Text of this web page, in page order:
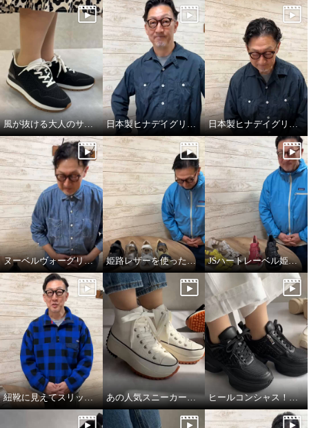
風が抜ける大人のサマースニーカー 日本製ヒナデイグリーンの履きやさが詰まったミュール 日本製ヒナデイグリーンの厚底ミュール
ヌーベルヴォーグリラックスのブレードスニーカー 姫路レザーを使った開閉式サンダル JSハートレーベル姫路レザーサンダル
紐靴に見えてスリッポンスニーカー あの人気スニーカーが牛革になって登場！ ヒールコンシャス！魅せる大人のスニーカー